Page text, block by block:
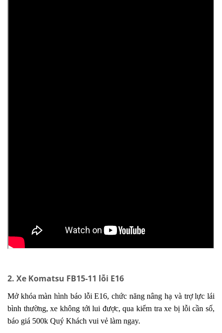
2. Xe Komatsu FB15-11 lỗi E16
Mở khóa màn hình báo lỗi E16, chức năng nâng hạ và trợ lực lái
bình thường, xe không tới lui được, qua kiểm tra xe bị lỗi cần số,
báo giá 500k Quý Khách vui vẻ làm ngay.